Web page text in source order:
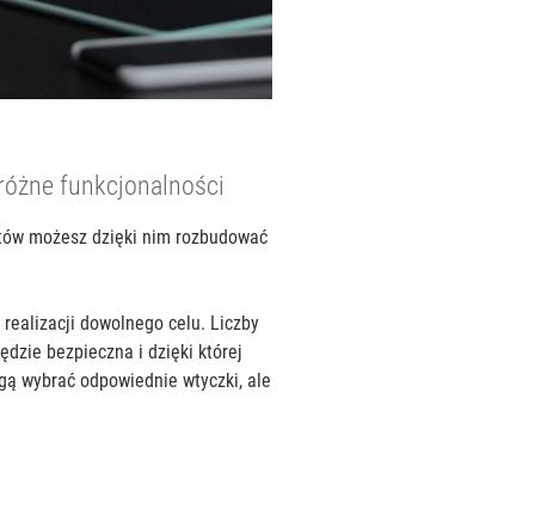
funkcjonalności
możesz dzięki nim rozbudować
dowolnego celu. Liczby
bezpieczna i dzięki której
wybrać odpowiednie wtyczki, ale